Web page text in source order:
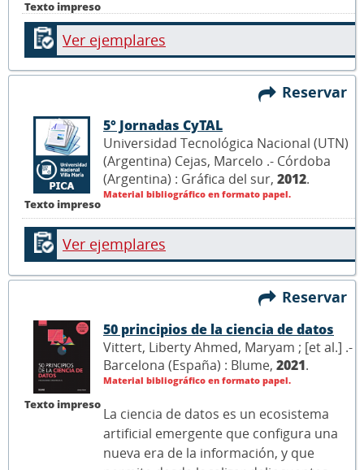
Texto impreso
Ver ejemplares
Reservar
Texto impreso
5° Jornadas CyTAL
Universidad Tecnológica Nacional (UTN)
(Argentina) Cejas, Marcelo .- Córdoba
(Argentina) : Gráfica del sur, 2012.
Material bibliográfico en formato papel.
Ver ejemplares
Reservar
Texto impreso
50 principios de la ciencia de datos
Vittert, Liberty Ahmed, Maryam ; [et al.] .-
Barcelona (España) : Blume, 2021.
Material bibliográfico en formato papel.
La ciencia de datos es un ecosistema
artificial emergente que configura una
nueva era de la información, y que